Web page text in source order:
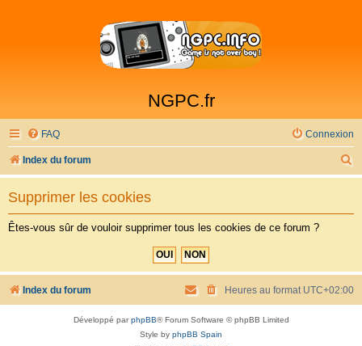
NGPC.fr
FAQ Connexion
Index du forum
e
h
Supprimer les cookies
Êtes-vous sûr de vouloir supprimer tous les cookies de ce forum ?
Index du forum Heures au format UTC+02:00
Développé parphpBB® Forum Software © phpBB Limited
Style by phpBB Spain